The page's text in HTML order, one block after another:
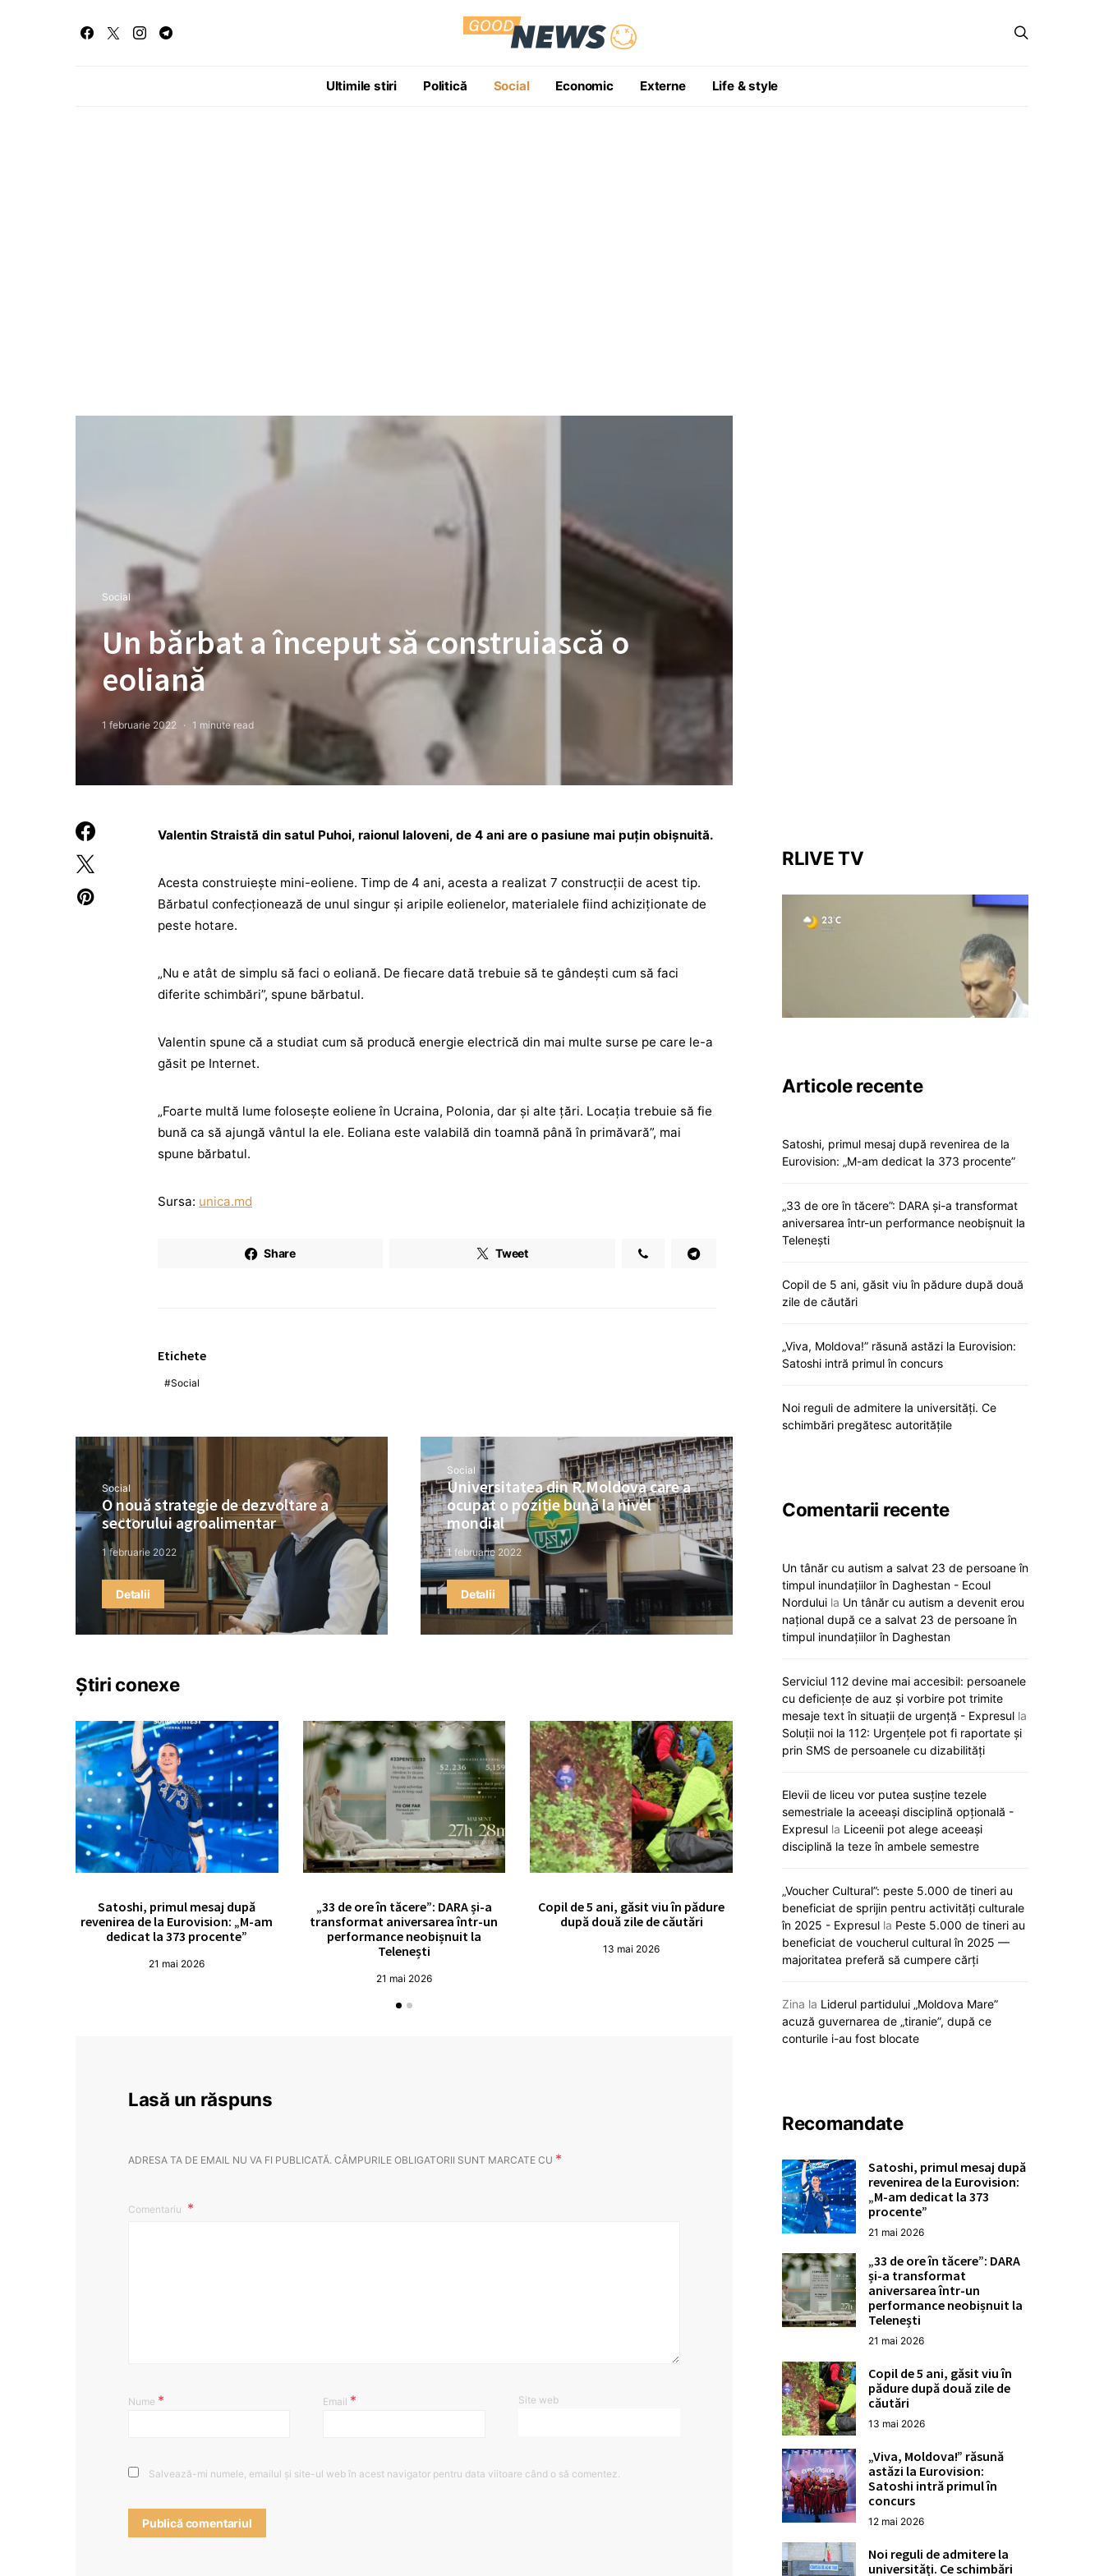
Ultimile stiri Politică Social Economic Externe Life & style
Social
Un bărbat a început să construiască o
eoliană
1 februarie 2022 1 minute read
Valentin Straistă din satul Puhoi, raionul Ialoveni, de 4 ani are o pasiune mai puțin obișnuită.
Acesta construiește mini-eoliene. Timp de 4 ani, acesta a realizat 7 construcții de acest tip.
Bărbatul confecționează de unul singur și aripile eolienelor, materialele fiind achiziționate de
peste hotare.
„Nu e atât de simplu să faci o eoliană. De fiecare dată trebuie să te gândești cum să faci
diferite schimbări”, spune bărbatul.
Valentin spune că a studiat cum să producă energie electrică din mai multe surse pe care le-a
găsit pe Internet.
„Foarte multă lume folosește eoliene în Ucraina, Polonia, dar și alte țări. Locația trebuie să fie
bună ca să ajungă vântul la ele. Eoliana este valabilă din toamnă până în primăvară”, mai
spune bărbatul.
Sursa: unica.md
Share Tweet
Etichete
Social
Social
O nouă strategie de dezvoltare a
sectorului agroalimentar
1 februarie 2022
Detalii
Social
Universitatea din R.Moldova care a
ocupat o poziție bună la nivel
mondial
1 februarie 2022
Detalii
Știri conexe
Satoshi, primul mesaj după
revenirea de la Eurovision: „M-am
dedicat la 373 procente”
21 mai 2026
„33 de ore în tăcere”: DARA și-a
transformat aniversarea într-un
performance neobișnuit la
Telenești
21 mai 2026
Copil de 5 ani, găsit viu în pădure
după două zile de căutări
13 mai 2026
„Viva, Moldova!” răsună astăzi la
Eurovision: Satoshi intră primul în
concurs
12 mai 2026
Noi reguli de
universități. Ce
Lasă un răspuns
ADRESA TA DE EMAIL NU VA FI PUBLICATĂ. CÂMPURILE OBLIGATORII SUNT MARCATE CU *
Comentariu
Nume * Email * Site web
Salvează-mi numele, emailul și site-ul web în acest navigator pentru data viitoare când o să comentez.
RLIVE TV
Articole recente
Satoshi, primul mesaj după revenirea de la
Eurovision: „M-am dedicat la 373 procente”
„33 de ore în tăcere”: DARA și-a transformat
aniversarea într-un performance neobișnuit la
Telenești
Copil de 5 ani, găsit viu în pădure după două
zile de căutări
„Viva, Moldova!” răsună astăzi la Eurovision:
Satoshi intră primul în concurs
Noi reguli de admitere la universități. Ce
schimbări pregătesc autoritățile
Comentarii recente
Un tânăr cu autism a salvat 23 de persoane în
timpul inundațiilor în Daghestan - Ecoul
Nordului la Un tânăr cu autism a devenit erou
național după ce a salvat 23 de persoane în
timpul inundațiilor în Daghestan
Serviciul 112 devine mai accesibil: persoanele
cu deficiențe de auz și vorbire pot trimite
mesaje text în situații de urgență - Expresul la
Soluții noi la 112: Urgențele pot fi raportate și
prin SMS de persoanele cu dizabilități
Elevii de liceu vor putea susține tezele
semestriale la aceeași disciplină opțională -
Expresul la Liceenii pot alege aceeași
disciplină la teze în ambele semestre
„Voucher Cultural”: peste 5.000 de tineri au
beneficiat de sprijin pentru activități culturale
în 2025 - Expresul la Peste 5.000 de tineri au
beneficiat de voucherul cultural în 2025 —
majoritatea preferă să cumpere cărți
Zina la Liderul partidului „Moldova Mare”
acuză guvernarea de „tiranie”, după ce
conturile i-au fost blocate
Recomandate
Satoshi, primul mesaj după
revenirea de la Eurovision:
„M-am dedicat la 373
procente”
21 mai 2026
„33 de ore în tăcere”: DARA
și-a transformat
aniversarea într-un
performance neobișnuit la
Telenești
21 mai 2026
Copil de 5 ani, găsit viu în
pădure după două zile de
căutări
13 mai 2026
„Viva, Moldova!” răsună
astăzi la Eurovision:
Satoshi intră primul în
concurs
12 mai 2026
Noi reguli de admitere la
universități. Ce schimbări